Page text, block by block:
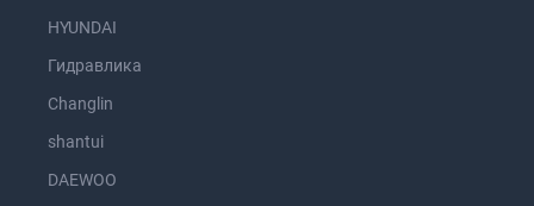
HYUNDAI
Гидравлика
Changlin
shantui
DAEWOO